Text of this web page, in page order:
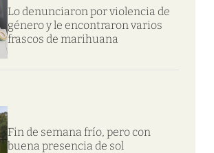
Lo denunciaron por violencia de
género y le encontraron varios
frascos de marihuana
Fin de semana frío, pero con
buena presencia de sol